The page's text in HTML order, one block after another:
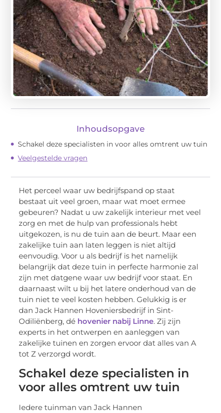
Inhoudsopgave
Schakel deze specialisten in voor alles omtrent uw tuin
Veelgestelde vragen
Het perceel waar uw bedrijfspand op staat
bestaat uit veel groen, maar wat moet ermee
gebeuren? Nadat u uw zakelijk interieur met veel
zorg en met de hulp van professionals hebt
uitgekozen, is nu de tuin aan de beurt. Maar een
zakelijke tuin aan laten leggen is niet altijd
eenvoudig. Voor u als bedrijf is het namelijk
belangrijk dat deze tuin in perfecte harmonie zal
zijn met datgene waar uw bedrijf voor staat. En
daarnaast wilt u bij het latere onderhoud van de
tuin niet te veel kosten hebben. Gelukkig is er
dan Jack Hannen Hoveniersbedrijf in Sint-
Odiliënberg, dé hovenier nabij Linne. Zij zijn
experts in het ontwerpen en aanleggen van
zakelijke tuinen en zorgen ervoor dat alles van A
tot Z verzorgd wordt.
Schakel deze specialisten in
voor alles omtrent uw tuin
Iedere tuinman van Jack Hannen